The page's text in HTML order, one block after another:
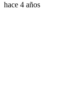
hace 4 años